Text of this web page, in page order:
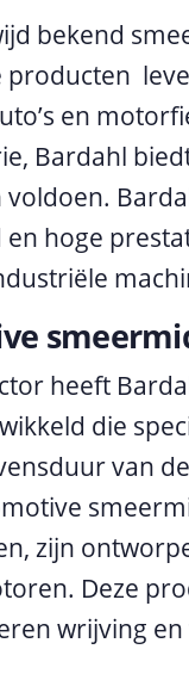
bekend
producten
en
Bardahl
hoge
heeft
die
van
zijn
Deze
wrijving